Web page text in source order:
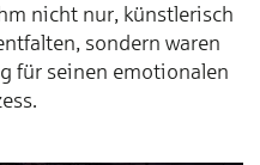
nicht nur, künstlerisch
sondern waren
für seinen emotionalen